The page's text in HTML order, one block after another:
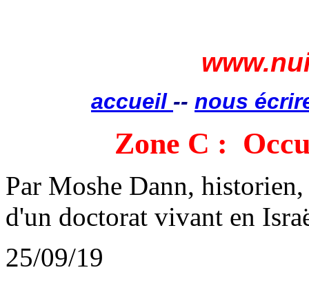
accueil -- nous
Zone C :
Par Moshe Dann,
d'un doctorat vivant en
25/09/19